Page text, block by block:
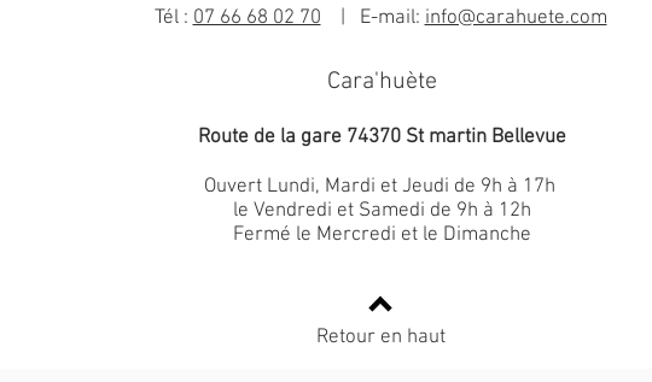
Tél :07 66 68 02 70| E-mail:info@carahuete.com
Cara'huète
Route de la gare 74370 St martin Bellevue
Ouvert Lundi, Mardi et Jeudi de 9h à 17h
le Vendredi et Samedi de 9h à 12h
Fermé le Mercredi et le Dimanche
Retour en haut